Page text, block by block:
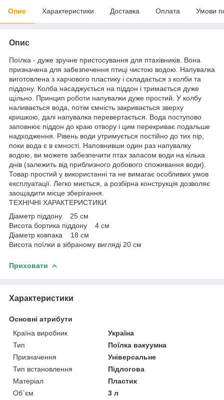
Опис Характеристики Доставка Оплата Умови
Опис
Поїлка - дуже зручне пристосування для птахівників. Вона
призначена для забезпечення птиці чистою водою. Напувалка
виготовлена ​​з харчового пластику і складається з колби та
піддону. Колба насаджується на піддон і тримається дуже
щільно. Принцип роботи напувалки дуже простий. У колбу
наливається вода, потім ємність закривається зверху
кришкою, далі напувалка перевертається. Вода поступово
заповнює піддон до краю отвору і цим перекриває подальше
надходження. Рівень води утримується постійно до тих пір,
поки вода є в ємності. Наповнивши один раз напувалку
водою, ви можете забезпечити птах запасом води на кілька
днів (залежить від приблизного добового споживання води).
Товар простий у використанні та не вимагає особливих умов
експлуатації. Легко миється, а розбірна конструкція дозволяє
заощадити місце зберігання.
ТЕХНІЧНІ ХАРАКТЕРИСТИКИ
Діаметр піддону 25 см
Висота бортика піддону 4 см
Діаметр ковпака 18 см
Висота поїлки в зібраному вигляді 20 см
Приховати
Характеристики
Основні атрибути
Країна виробник
Україна
Тип
Поїлка вакуумна
Призначення
Універсальне
Тип встановлення
Підлогова
Матеріал
Пластик
Об`єм
3 л